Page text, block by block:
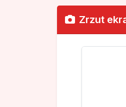
Zrzut